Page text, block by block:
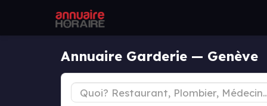
Annuaire Garderie — Genève